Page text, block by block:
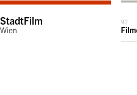
StadtFilm
Wien
92